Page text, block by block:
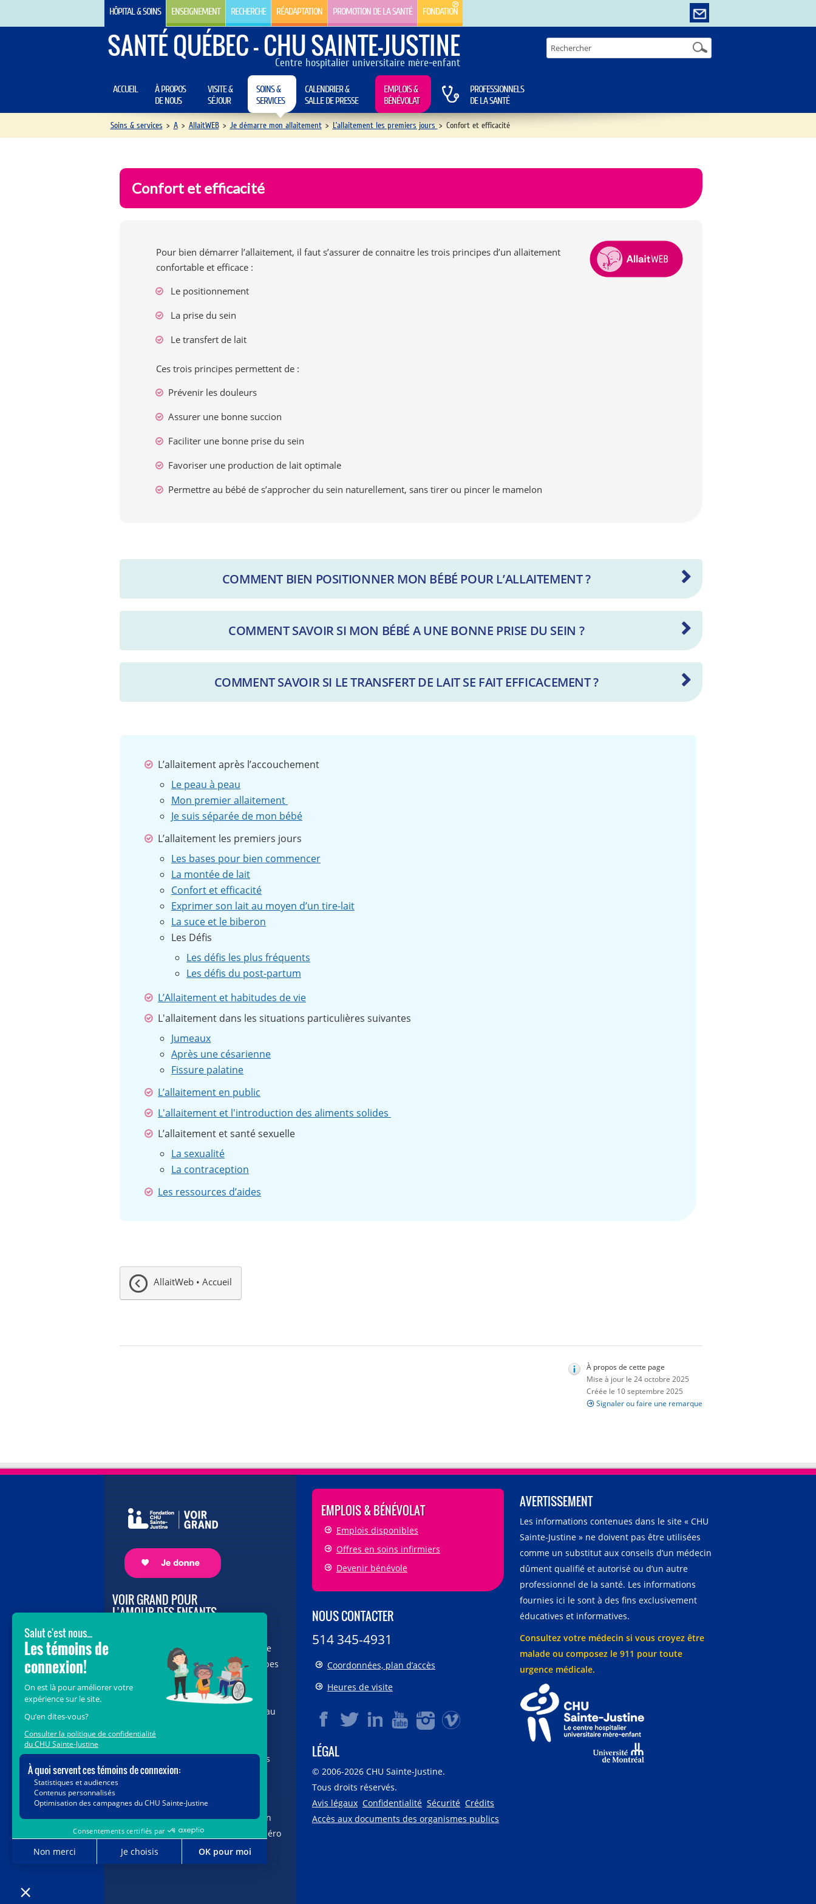
HÔPITAL & SOINS ENSEIGNEMENT RECHERCHE RÉADAPTATION PROMOTION DE LA SANTÉ FONDATION
SANTÉ QUÉBEC - CHU SAINTE-JUSTINE
Centre hospitalier universitaire mère-enfant
ACCUEIL
À PROPOS
DE NOUS
VISITE &
SÉJOUR
SOINS &
SERVICES
CALENDRIER &
SALLE DE PRESSE
EMPLOIS &
BÉNÉVOLAT
PROFESSIONNELS
DE LA SANTÉ
Soins & services > A > AllaitWEB > Je démarre mon allaitement > L’allaitement les premiers jours > Confort et efficacité
Confort et efficacité
Pour bien démarrer l’allaitement, il faut s’assurer de connaitre les trois principes d’un allaitement
confortable et efficace :
Le positionnement
La prise du sein
Le transfert de lait
Ces trois principes permettent de :
Prévenir les douleurs
Assurer une bonne succion
Faciliter une bonne prise du sein
Favoriser une production de lait optimale
Permettre au bébé de s’approcher du sein naturellement, sans tirer ou pincer le mamelon
COMMENT BIEN POSITIONNER MON BÉBÉ POUR L’ALLAITEMENT ?
COMMENT SAVOIR SI MON BÉBÉ A UNE BONNE PRISE DU SEIN ?
COMMENT SAVOIR SI LE TRANSFERT DE LAIT SE FAIT EFFICACEMENT ?
L’allaitement après l’accouchement
Le peau à peau
Mon premier allaitement
Je suis séparée de mon bébé
L’allaitement les premiers jours
Les bases pour bien commencer
La montée de lait
Confort et efficacité
Exprimer son lait au moyen d’un tire-lait
La suce et le biberon
Les Défis
Les défis les plus fréquents
Les défis du post-partum
L’Allaitement et habitudes de vie
L'allaitement dans les situations particulières suivantes
Jumeaux
Après une césarienne
Fissure palatine
L’allaitement en public
L'allaitement et l'introduction des aliments solides
L’allaitement et santé sexuelle
La sexualité
La contraception
Les ressources d’aides
AllaitWeb • Accueil
À propos de cette page
Mise à jour le 24 octobre 2025
Créée le 10 septembre 2025
Signaler ou faire une remarque
VOIR GRAND POUR
L’AMOUR DES ENFANTS
vous au cœur de la campagne majeure
Voir Grand, nous conduisons les équipes
soignantes vers les opportunités de la
science et des nouvelles technologies
pour que chaque enfant, où qu’il soit au
Justine. Ensemble, unissons nos forces
pour leur avenir.
Merci de voir grand avec nous.
Vous pouvez également faire votre don
par la poste ou par téléphone au numéro
sans frais1-888-235-DONS (3667)
EMPLOIS & BÉNÉVOLAT
Emplois disponibles
Offres en soins infirmiers
Devenir bénévole
NOUS CONTACTER
514 345-4931
Coordonnées, plan d’accès
Heures de visite
LÉGAL
© 2006-2026CHU Sainte-Justine.
Tous droits réservés.
Avis légaux Confidentialité Sécurité Crédits
Accès aux documents des organismes publics
AVERTISSEMENT
Les informations contenues dans le site « CHU
Sainte-Justine » ne doivent pas être utilisées
comme un substitut aux conseils d’un médecin
dûment qualifié et autorisé ou d’un autre
professionnel de la santé. Les informations
fournies ici le sont à des fins exclusivement
éducatives et informatives.
Consultez votre médecin si vous croyez être
malade ou composez le 911 pour toute
urgence médicale.